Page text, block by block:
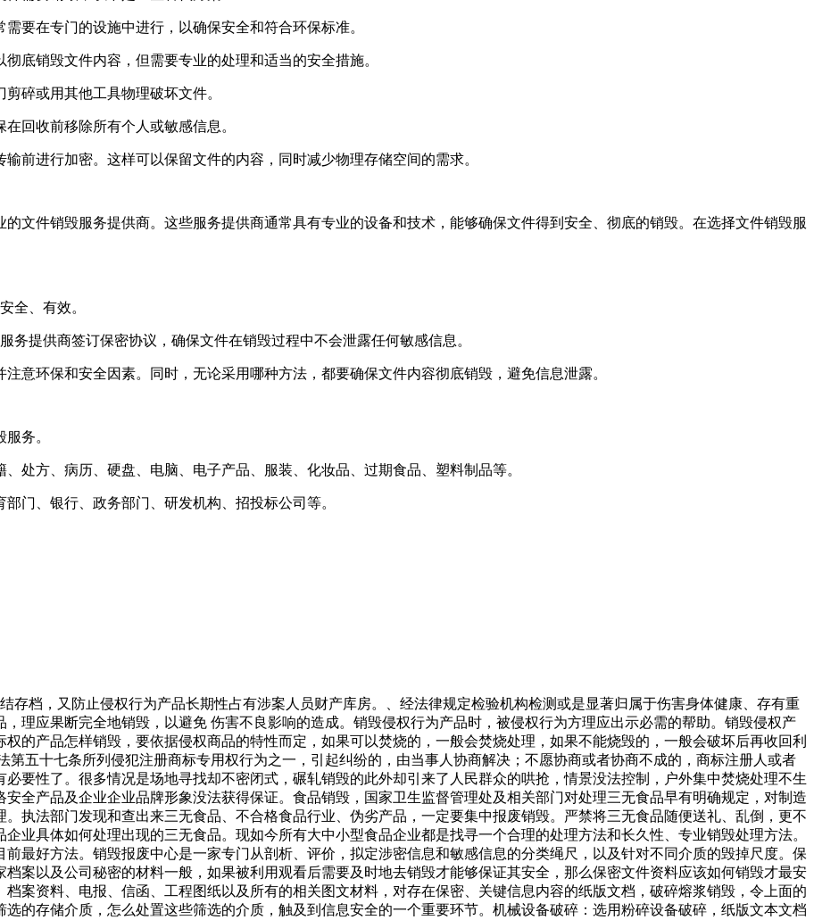
要在专门的设施中进行，以确保安全和符合环保标准。
底销毁文件内容，但需要专业的处理和适当的安全措施。
碎或用其他工具物理破坏文件。
回收前移除所有个人或敏感信息。
前进行加密。这样可以保留文件的内容，同时减少物理存储空间的需求。
文件销毁服务提供商。这些服务提供商通常具有专业的设备和技术，能够确保文件得到安全、彻底的销毁。在选择文件销毁服
全、有效。
提供商签订保密协议，确保文件在销毁过程中不会泄露任何敏感信息。
意环保和安全因素。同时，无论采用哪种方法，都要确保文件内容彻底销毁，避免信息泄露。
务。
处方、病历、硬盘、电脑、电子产品、服装、化妆品、过期食品、塑料制品等。
门、银行、政务部门、研发机构、招投标公司等。
存档，又防止侵权行为产品长期性占有涉案人员财产库房。、经法律规定检验机构检测或是显著归属于伤害身体健康、存有重
理应果断完全地销毁，以避免 伤害不良影响的造成。销毁侵权行为产品时，被侵权行为方理应出示必需的帮助。销毁侵权产
的产品怎样销毁，要依据侵权商品的特性而定，如果可以焚烧的，一般会焚烧处理，如果不能烧毁的，一般会破坏后再收回利
五十七条所列侵犯注册商标专用权行为之一，引起纠纷的，由当事人协商解决；不愿协商或者协商不成的，商标注册人或者
要性了。很多情况是场地寻找却不密闭式，碾轧销毁的此外却引来了人民群众的哄抢，情景没法控制，户外集中焚烧处理不生
全产品及企业企业品牌形象没法获得保证。食品销毁，国家卫生监督管理处及相关部门对处理三无食品早有明确规定，对制造
执法部门发现和查出来三无食品、不合格食品行业、伪劣产品，一定要集中报废销毁。严禁将三无食品随便送礼、乱倒，更不
业具体如何处理出现的三无食品。现如今所有大中小型食品企业都是找寻一个合理的处理方法和长久性、专业销毁处理方法。
最好方法。销毁报废中心是一家专门从剖析、评价，拟定涉密信息和敏感信息的分类绳尺，以及针对不同介质的毁掉尺度。保
案以及公司秘密的材料一般，如果被利用观看后需要及时地去销毁才能够保证其安全，那么保密文件资料应该如何销毁才最安
案资料、电报、信函、工程图纸以及所有的相关图文材料，对存在保密、关键信息内容的纸版文档，破碎熔浆销毁，令上面的
的存储介质，怎么处置这些筛选的介质，触及到信息安全的一个重要环节。机械设备破碎：选用粉碎设备破碎，纸版文本文档